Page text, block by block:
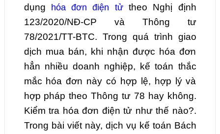
dụng hóa đơn điện tửtheo Nghị định
123/2020/NĐ-CP và Thông tư
78/2021/TT-BTC. Trong quá trình giao
dịch mua bán, khi nhận được hóa đơn
hẳn nhiều doanh nghiệp, kế toán thắc
mắc hóa đơn này có hợp lệ, hợp lý và
hợp pháp theo Thông tư 78 hay không.
Kiểm tra hóa đơn điện tử như thế nào?.
Trong bài viết này, dịch vụ kế toán Bách